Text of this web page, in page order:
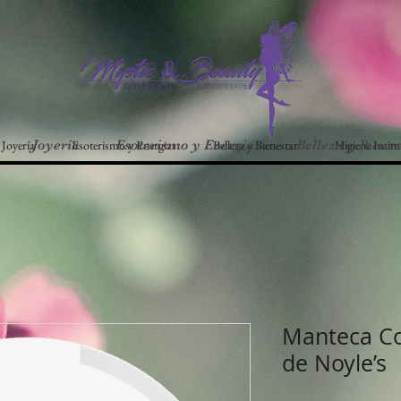
Joyería Esoterismo y Energias Belleza y Bienestar Higiene
Joyería Esoterismo y Energias Belleza y
Manteca
de Noyle’s